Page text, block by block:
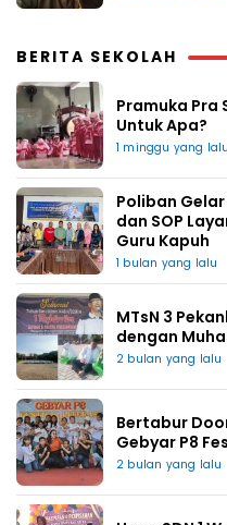
BERITA SEKOLAH
Pramuka Pra
Untuk Apa?
1 minggu yang lalu
Poliban
dan SOP
Guru Kapuh
1 bulan yang lalu
MTsN 3
dengan
2 bulan yang lalu
Bertabur
Gebyar P8
2 bulan yang lalu